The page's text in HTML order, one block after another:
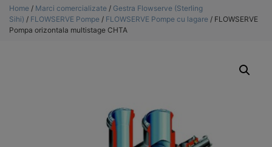
Home / Marci comercializate / Gestra Flowserve (Sterling
Sihi) / FLOWSERVE Pompe / FLOWSERVE Pompe cu lagare / FLOWSERVE
Pompa orizontala multistage CHTA